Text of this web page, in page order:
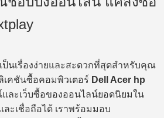
นเรื่องง่ายและสะดวกที่สุดสำหรับคุณ
เคชันซื้อคอมพิวเตอร์ Dell Acer hp
ละเว็บซื้อของออนไลน์ยอดนิยมใน
ะเชื่อถือได้ เราพร้อมมอบ